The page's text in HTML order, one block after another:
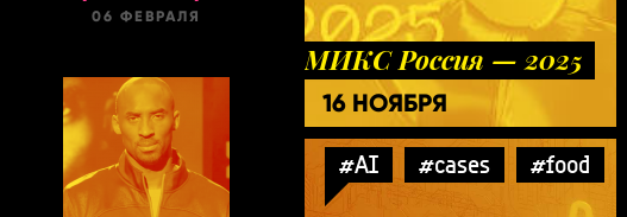
06 ФЕВРАЛЯ
МИКС Россия — 2025
16 НОЯБРЯ
#AI #cases #food